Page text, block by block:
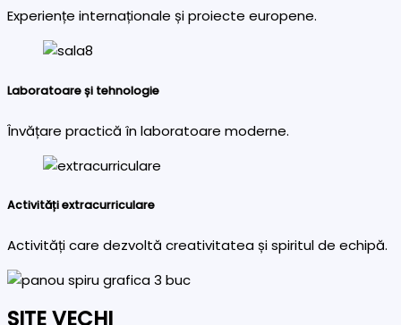
Experiențe internaționale și proiecte europene.
Laboratoare și tehnologie
Învățare practică în laboratoare moderne.
Activități extracurriculare
Activități care dezvoltă creativitatea și spiritul de echipă.
SITE VECHI